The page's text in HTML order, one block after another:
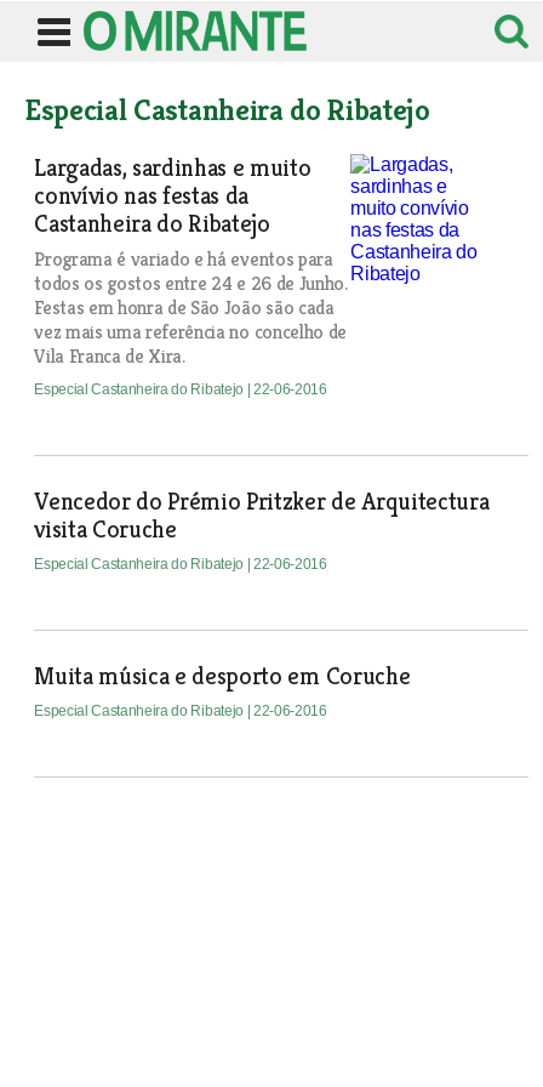
Especial Castanheira do Ribatejo
Largadas, sardinhas e muito
convívio nas festas da
Castanheira do Ribatejo
Programa é variado e há eventos para
todos os gostos entre 24 e 26 de Junho.
Festas em honra de São João são cada
vez mais uma referência no concelho de
Vila Franca de Xira.
Especial Castanheira do Ribatejo | 22-06-2016
Vencedor do Prémio Pritzker de Arquitectura
visita Coruche
Especial Castanheira do Ribatejo | 22-06-2016
Muita música e desporto em Coruche
Especial Castanheira do Ribatejo | 22-06-2016